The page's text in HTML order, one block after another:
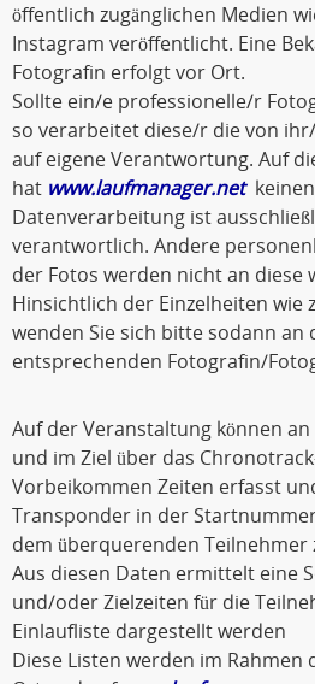
öffentlich zugänglichen Medien
Instagram veröffentlicht. Eine
Fotografin erfolgt vor Ort.
Sollte ein/e professionelle/r
so verarbeitet diese/r die von
auf eigene Verantwortung. Auf
hat www.laufmanager.netkeinen
Datenverarbeitung ist
verantwortlich. Andere
der Fotos werden nicht an diese
Hinsichtlich der Einzelheiten wie
wenden Sie sich bitte sodann an
entsprechenden Fotografin/
Auf der Veranstaltung können
und im Ziel über das
Vorbeikommen Zeiten erfasst
Transponder in der
dem überquerenden
Aus diesen Daten ermittelt eine
und/oder Zielzeiten für die
Einlaufliste dargestellt werden
Diese Listen werden im